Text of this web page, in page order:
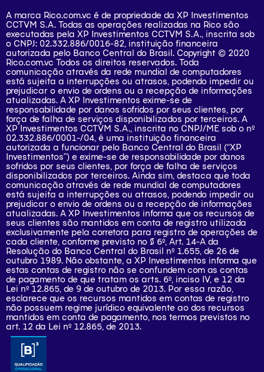
A marca Rico.com.vc é de propriedade da XP Investimentos
CCTVM S.A. Todas as operações realizadas na Rico são
executadas pela XP Investimentos CCTVM S.A., inscrita sob
o CNPJ: 02.332.886/0016-82, instituição financeira
autorizada pelo Banco Central do Brasil. Copyright © 2020
Rico.com.vc Todos os direitos reservados. Toda
comunicação através da rede mundial de computadores
está sujeita a interrupções ou atrasos, podendo impedir ou
prejudicar o envio de ordens ou a recepção de informações
atualizadas. A XP Investimentos exime-se de
responsabilidade por danos sofridos por seus clientes, por
força de falha de serviços disponibilizados por terceiros. A
XP Investimentos CCTVM S.A., inscrita no CNPJ/ME sob o nº
02.332.886/0001-/­04, é uma instituição financeira
autorizada a funcionar pelo Banco Central do Brasil (“XP
Investimentos”) e exime-se de responsabilidade por danos
sofridos por seus clientes, por força de falha de serviços
disponibilizados por terceiros. Ainda sim, destaca que toda
comunicação através de rede mundial de computadores
está sujeita a interrupções ou atrasos, podendo impedir ou
prejudicar o envio de ordens ou a recepção de informações
atualizadas. A XP Investimentos informa que os recursos de
seus clientes são mantidos em conta de registro utilizada
exclusivamente pela corretora para registro de operações de
cada cliente, conforme previsto no § 6º, Art. 14-A da
Resolução do Banco Central do Brasil nº 1.655, de 26 de
outubro 1989. Não obstante, a XP Investimentos informa que
estas contas de registro não se confundem com as contas
de pagamento de que tratam os arts. 6º, inciso IV, e 12 da
Lei nº 12.865, de 9 de outubro de 2013. Por essa razão,
esclarece que os recursos mantidos em contas de registro
não possuem regime jurídico equivalente ao dos recursos
mantidos em conta de pagamento, nos termos previstos no
art. 12 da Lei nº 12.865, de 2013.